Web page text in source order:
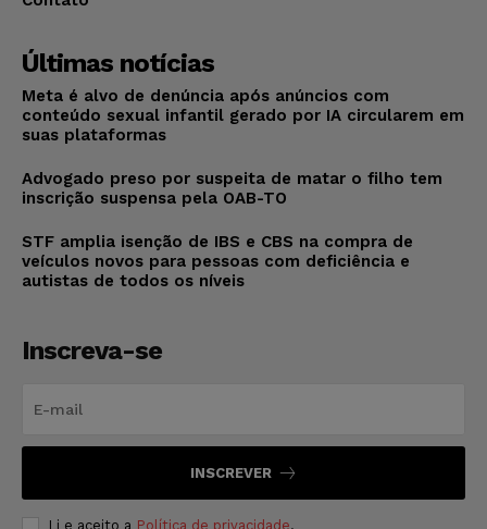
Últimas notícias
Meta é alvo de denúncia após anúncios com
conteúdo sexual infantil gerado por IA circularem em
suas plataformas
Advogado preso por suspeita de matar o filho tem
inscrição suspensa pela OAB-TO
STF amplia isenção de IBS e CBS na compra de
veículos novos para pessoas com deficiência e
autistas de todos os níveis
Inscreva-se
INSCREVER
Li e aceito a Política de privacidade.